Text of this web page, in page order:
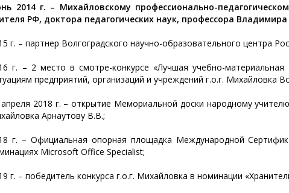
2014 г. – Михайловскому профессионально-
РФ, доктора педагогических наук, профессора
г. – партнер Волгоградского научно-образовательного центра
г. – 2 место в смотре-конкурсе «Лучшая учебно-
предприятий, организаций и учреждений г.о.г. Михайловка
2018 г. – открытие Мемориальной доски народному
Арнаутову В.В.;
г. – Официальная опорная площадка Международной
Microsoft Office Specialist;
г. – победитель конкурса г.о.г. Михайловка в номинации